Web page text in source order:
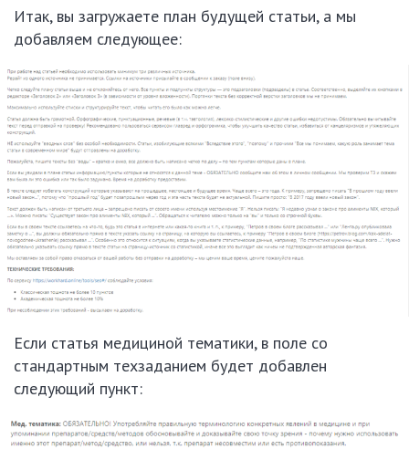
Итак, вы загружаете план будущей статьи, а мы
добавляем следующее:
Если статья медициной тематики, в поле со
стандартным техзаданием будет добавлен
следующий пункт: